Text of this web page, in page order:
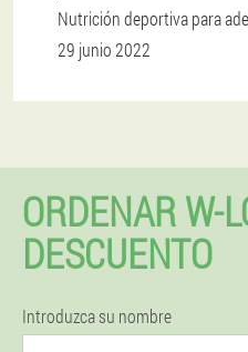
Nutrición deportiva para
29 junio 2022
ORDENAR W-
DESCUENTO
Introduzca su nombre